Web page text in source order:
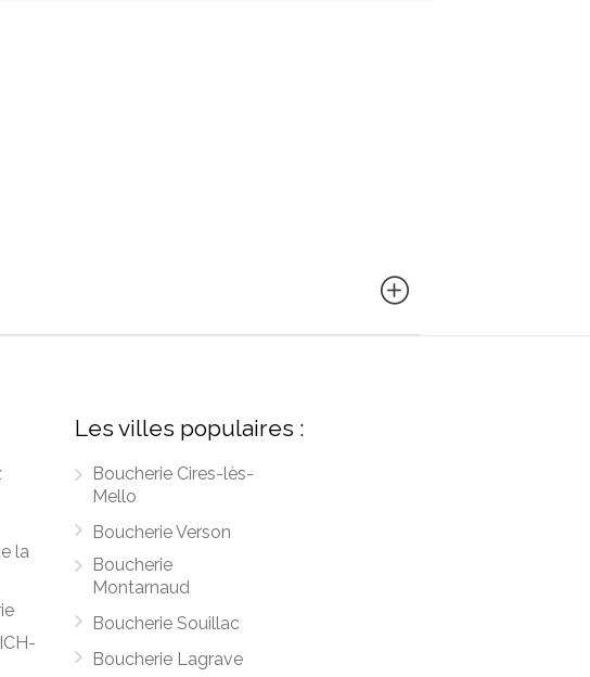
la
Les villes populaires :
Boucherie Cires-lès-
Mello
Boucherie Verson
Boucherie
Montarnaud
Boucherie Souillac
Boucherie Lagrave